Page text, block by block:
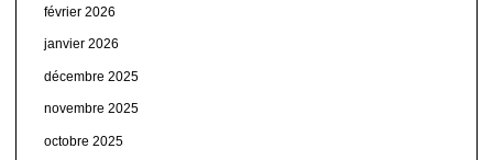
février 2026
janvier 2026
décembre 2025
novembre 2025
octobre 2025